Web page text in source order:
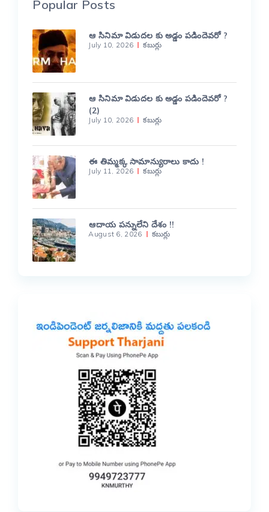
Popular Posts
ఆ సినిమా విడుదల కు అడ్డం పడిందెవరో ?
July 10, 2026 కబుర్లు
ఆ సినిమా విడుదల కు అడ్డం పడిందెవరో ?
(2)
July 10, 2026 కబుర్లు
ఈ తిమ్మక్క సామాన్యురాలు కాదు !
July 11, 2026 కబుర్లు
ఆదాయ పన్నులేని దేశం !!
August 6, 2026 కబుర్లు